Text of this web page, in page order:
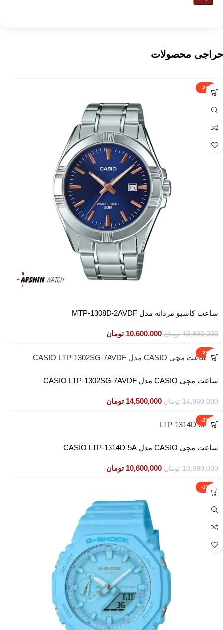
حراجی محصولات
-3%
ساعت کاسیو مردانه مدل MTP-1308D-2AVDF
10,890,000 تومان 10,600,000 تومان
-3%
ساعت مچی CASIO مدل CASIO LTP-1302SG-7AVDF
14,960,000 تومان 14,500,000 تومان
-3%
ساعت مچی CASIO مدل CASIO LTP-1314D-5A
10,890,000 تومان 10,600,000 تومان
-3%